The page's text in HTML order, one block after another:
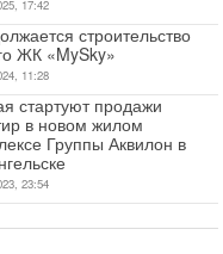
17:42
строительство
ЖК «MySky»
11:28
стартуют продажи
в новом жилом
Группы Аквилон в
23:54